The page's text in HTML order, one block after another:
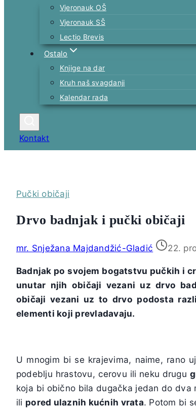
Vjeronauk OŠ
Vjeronauk SŠ
Lectio Brevis
Ostalo
Knjige na dar
Kruh naš svagdanji
Kalendar rada
Kontakt
Pučki običaji
Drvo badnjak i pučki običaji
mr. Snježana Majdandžić-Gladić 22.
Badnjak po svojem bogatstvu pučkih i
unutar njih običaji vezani uz drvo
običaji vezani uz to drvo podosta
elementi koji prevladavaju.
U mnogim bi se krajevima, naime, rano
podeblju hrastovu, cerovu ili neku drugu
koja bi obično bila dugačka jedan do
ili pored ulaznih kućnih vrata. Potom bi